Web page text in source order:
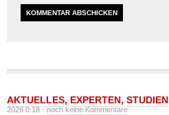
AKTUELLES, EXPERTEN, STUDIEN
2026 0:18 -noch keine Kommentare